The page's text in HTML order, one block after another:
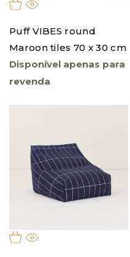
Puff VIBES round
Maroon tiles 70 x 30 cm
Disponível apenas para
revenda